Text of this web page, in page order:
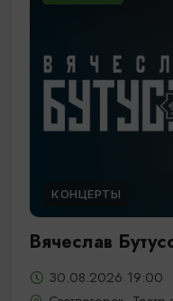
КОНЦЕРТЫ
Вячеслав
30.08.2026 19:00